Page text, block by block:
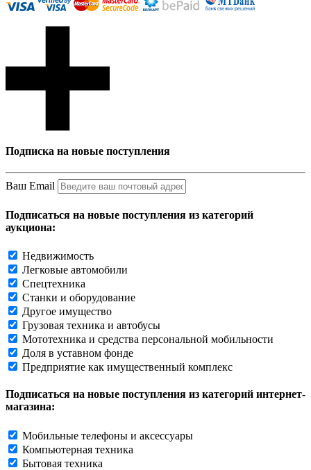
Подписка на новые поступления
Ваш Email
Подписаться на новые поступления из категорий
аукциона:
Недвижимость
Легковые автомобили
Спецтехника
Станки и оборудование
Другое имущество
Грузовая техника и автобусы
Мототехника и средства персональной мобильности
Доля в уставном фонде
Предприятие как имущественный комплекс
Подписаться на новые поступления из категорий интернет-
магазина:
Мобильные телефоны и аксессуары
Компьютерная техника
Бытовая техника